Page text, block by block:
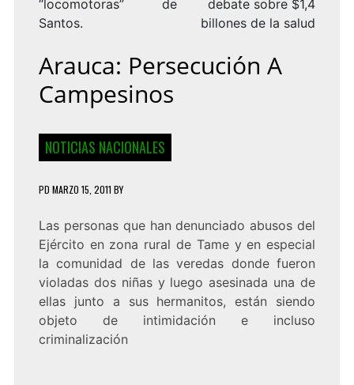
“locomotoras” de
Santos.
debate sobre $1,4
billones de la salud
Arauca: Persecución A
Campesinos
NOTICIAS NACIONALES
PD MARZO 15, 2011 BY
Las personas que han denunciado abusos del
Ejército en zona rural de Tame y en especial
la comunidad de las veredas donde fueron
violadas dos niñas y luego asesinada una de
ellas junto a sus hermanitos, están siendo
objeto de intimidación e incluso
criminalización